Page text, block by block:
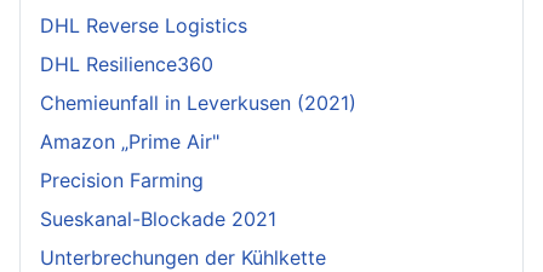
DHL Reverse Logistics
DHL Resilience360
Chemieunfall in Leverkusen (2021)
Amazon „Prime Air"
Precision Farming
Sueskanal-Blockade 2021
Unterbrechungen der Kühlkette